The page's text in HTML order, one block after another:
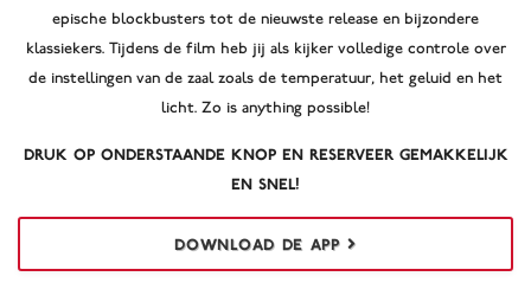
epische blockbusters tot de nieuwste release en bijzondere
klassiekers. Tijdens de film heb jij als kijker volledige controle over
de instellingen van de zaal zoals de temperatuur, het geluid en het
licht. Zo is anything possible!
Druk op onderstaande knop en reserveer gemakkelijk
en snel!
DOWNLOAD DE APP